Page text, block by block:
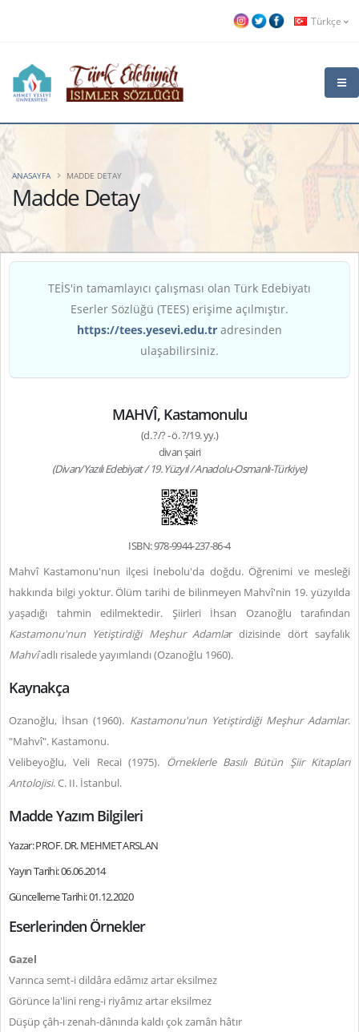
Türkçe
Madde Detay
ANASAYFA MADDE DETAY
TEİS'in tamamlayıcı çalışması olan Türk Edebiyatı
Eserler Sözlüğü (TEES) erişime açılmıştır.
https://tees.yesevi.edu.tr adresinden
ulaşabilirsiniz.
MAHVÎ, Kastamonulu
(d. ?/? - ö. ?/19. yy.)
divan şairi
(Divan/Yazılı Edebiyat / 19. Yüzyıl / Anadolu-Osmanlı-Türkiye)
ISBN: 978-9944-237-86-4
Mahvî Kastamonu'nun ilçesi İnebolu'da doğdu. Öğrenimi ve mesleği
hakkında bilgi yoktur. Ölüm tarihi de bilinmeyen Mahvî'nin 19. yüzyılda
yaşadığı tahmin edilmektedir. Şiirleri İhsan Ozanoğlu tarafından
Kastamonu'nun Yetiştirdiği Meşhur Adamlar dizisinde dört sayfalık
Mahvîadlı risalede yayımlandı (Ozanoğlu 1960).
Kaynakça
Ozanoğlu, İhsan (1960). Kastamonu'nun Yetiştirdiği Meşhur Adamlar.
"Mahvî". Kastamonu.
Velibeyoğlu, Veli Recai (1975). Örneklerle Basılı Bütün Şiir Kitapları
Antolojisi. C. II. İstanbul.
Madde Yazım Bilgileri
Yazar: PROF. DR. MEHMET ARSLAN
Yayın Tarihi: 06.06.2014
Güncelleme Tarihi: 01.12.2020
Eserlerinden Örnekler
Gazel
Varınca semt-i dildâra edâmız artar eksilmez
Görünce la'lini reng-i riyâmız artar eksilmez
Düşüp çâh-ı zenah-dânında kaldı çok zamân hâtır